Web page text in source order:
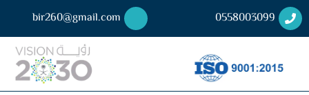
0558003099
bir260@gmail.com